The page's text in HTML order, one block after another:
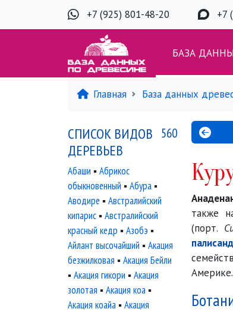
+7 (925) 801-48-20 +7
БАЗА
Главная База данных
также
(порт.
Америке.
СПИСОК ВИДОВ
ДЕРЕВЬЕВ
560
Абаши ▪Абрикос
обыкновенный ▪Абура ▪
Аводире ▪Австралийский
кипарис ▪Австралийский
красный кедр ▪Азобэ ▪
Айлант высочайший ▪Акация
безжилковая ▪Акация Бейли
▪Акация гикори ▪Акация
золотая ▪Акация коа ▪
Акация коайа ▪Акация